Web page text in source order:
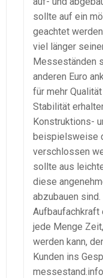
sollte auf ein
geachtet
viel länger
Messeständen
anderen Euro
für mehr
Stabilität
Konstruktions-
beispielsweise
verschlossen
sollte aus
diese
abzubauen
Aufbaufachkraft
jede Menge
werden kann,
Kunden ins